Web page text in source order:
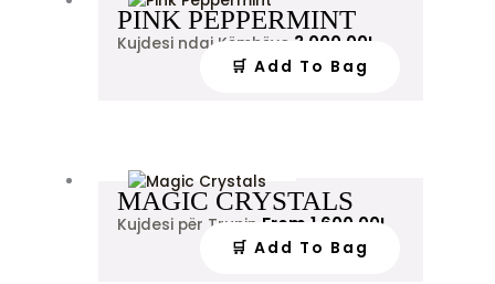
PINK PEPPERMINT
Kujdesi ndaj Këmbëve 3,000.00L
🛒 Add To Bag
MAGIC CRYSTALS
Kujdesi për Trupin From 1,600.00L
🛒 Add To Bag